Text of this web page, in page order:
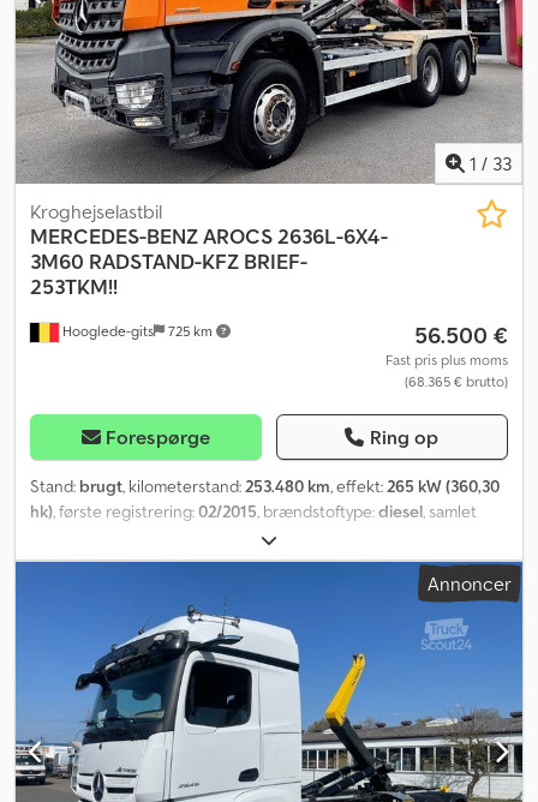
1 / 33
Hooglede-gits 725 km
Kroghejselastbil
MERCEDES-BENZAROCS 2636L-6X4-
3M60 RADSTAND-KFZ BRIEF-
253TKM!!
56.500 €
Fast pris plus moms
(68.365 € brutto)
Forespørge Ring op
Stand: brugt, kilometerstand:253.480 km, effekt:265 kW (360,30
hk), første registrering:02/2015, brændstoftype:diesel, samlet
, akslekonfiguration:
geartype:automatisk, emissionsklasse:Euro 6, Udstyr:ABS,
, AROCS – TYSK
REGISTRERINGSDOKUMENT, 6X4, LUFTFJEDREDE BAGAKSLER,
SOLSKÆRM, RUNDTOM-BLINK, AKSLEAFSTAND 3,60 M,
ELEKTRISKE RUDE/SPEJLE, SÆDE-/SPEJLVARME, BAKKAMERA,
AUTOMATGEAR, FORSTÆRKET MOTORBREMSE,
SPÆRREDIFFENTIAL, ABS, ASR, ARBEJDSLYGTER, VÆRKTØJKASSE,
JUSTERBAR UNDERSTE BESKYTTELSE BAG, HYDRAULIK TIL BAG,
KLIMANLÆG, HIAB MULTILIFT XR21S46 KROGHEJS,
SKUBBEKROGE, HYDRAULISK CONTAINERSIKRING, GODE DÆK, 21
Annoncer